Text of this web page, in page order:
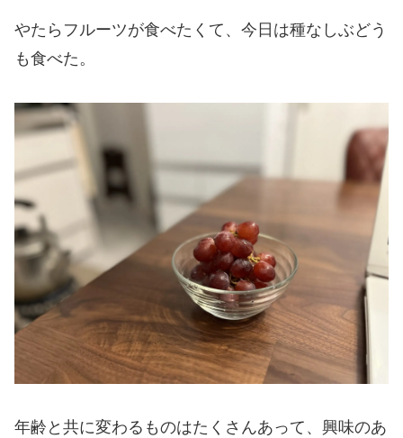
やたらフルーツが食べたくて、今日は種なしぶどう
も食べた。
年齢と共に変わるものはたくさんあって、興味のあ